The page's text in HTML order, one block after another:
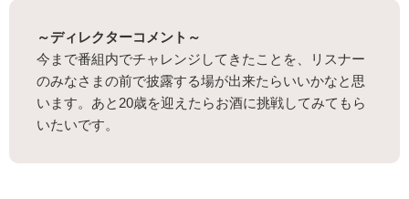
～ディレクターコメント～
今まで番組内でチャレンジしてきたことを、リスナー
のみなさまの前で披露する場が出来たらいいかなと思
います。あと20歳を迎えたらお酒に挑戦してみてもら
いたいです。